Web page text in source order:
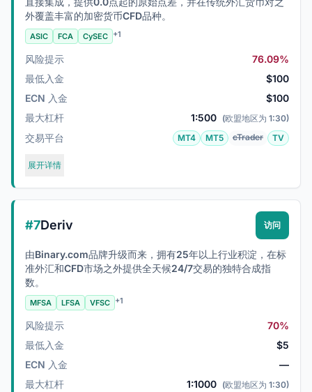
外覆盖丰富的加密货币CFD品种。
ASIC FCA CySEC +1
风险提示
76.09%
最低入金
$100
ECN 入金
$100
最大杠杆
1:500 (欧盟地区为 1:30)
交易平台 MT4 MT5 cTrader TV
展开详情
#7Deriv 访问
由Binary.com品牌升级而来，拥有25年以上行业积淀，在标
准外汇和CFD市场之外提供全天候24/7交易的独特合成指
数。
MFSA LFSA VFSC +1
风险提示
70%
最低入金
$5
ECN 入金
—
最大杠杆
1:1000 (欧盟地区为 1:30)